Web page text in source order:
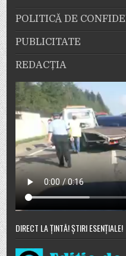
POLITICĂ DE
PUBLICITATE
REDACȚIA
DIRECT LA ȚINTĂ! ȘTIRI ESENȚIALE!